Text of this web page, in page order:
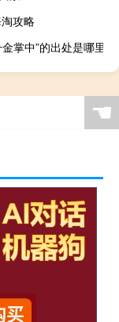
攻略
掌中”的出处是哪里
☚